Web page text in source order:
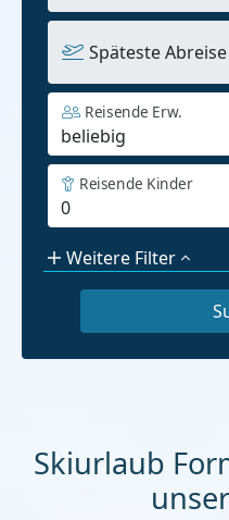
Späteste Abreise
Reisende Erw.
Reisende Kinder
Weitere Filter
Skiurlaub